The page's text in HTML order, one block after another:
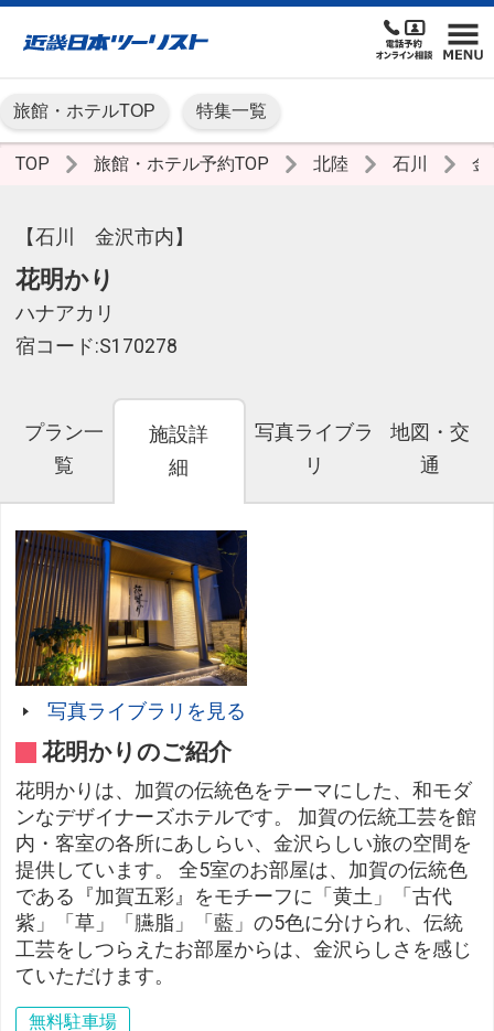
旅館・ホテルTOP 特集一覧
TOP 旅館・ホテル予約TOP 北陸 石川
【石川 金沢市内】
花明かり
ハナアカリ
宿コード:S170278
プラン一
覧
施設詳
細
写真ライブラ
リ
地図・交
通
写真ライブラリを見る
花明かりのご紹介
花明かりは、加賀の伝統色をテーマにした、和モダ
ンなデザイナーズホテルです。 加賀の伝統工芸を館
内・客室の各所にあしらい、金沢らしい旅の空間を
提供しています。 全5室のお部屋は、加賀の伝統色
である『加賀五彩』をモチーフに「黄土」「古代
紫」「草」「臙脂」「藍」の5色に分けられ、伝統
工芸をしつらえたお部屋からは、金沢らしさを感じ
ていただけます。
無料駐車場